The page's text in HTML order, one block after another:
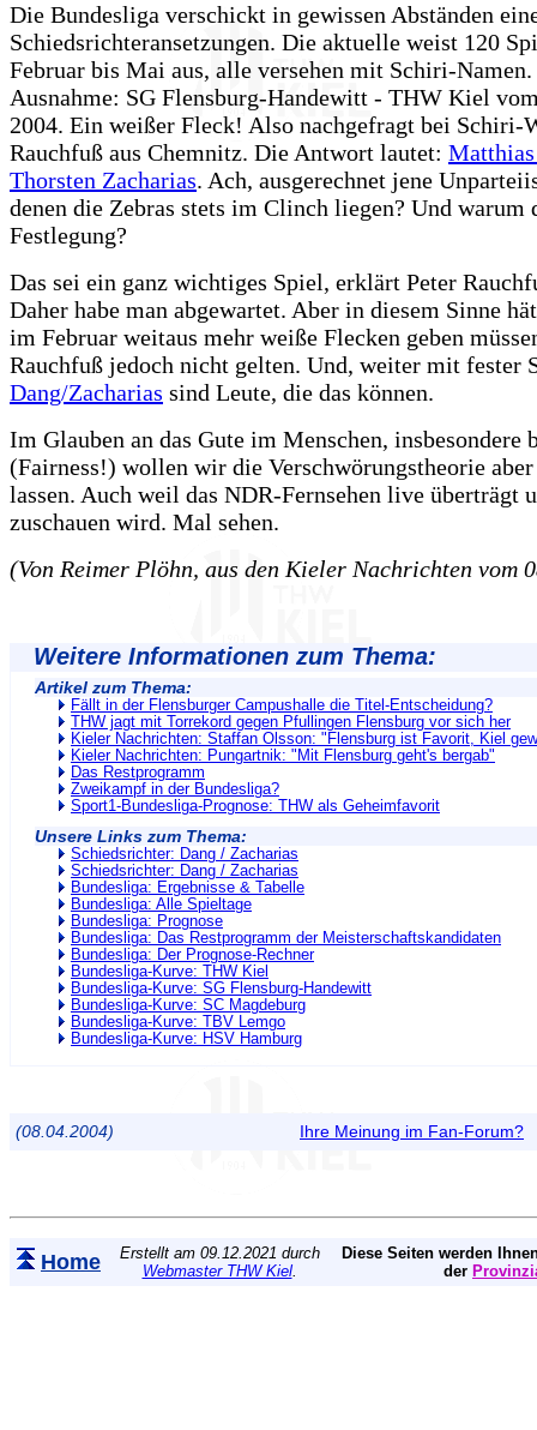
Die Bundesliga verschickt in gewissen Abständen
Schiedsrichteransetzungen. Die aktuelle weist 120
Februar bis Mai aus, alle versehen mit Schiri-
Ausnahme: SG Flensburg-Handewitt - THW Kiel
2004. Ein weißer Fleck! Also nachgefragt bei Schiri-
Rauchfuß aus Chemnitz. Die Antwort lautet:
Thorsten Zacharias. Ach, ausgerechnet jene
denen die Zebras stets im Clinch liegen? Und warum
Festlegung?
Das sei ein ganz wichtiges Spiel, erklärt Peter
Daher habe man abgewartet. Aber in diesem Sinne
im Februar weitaus mehr weiße Flecken geben
Rauchfuß jedoch nicht gelten. Und, weiter mit fester
Dang/Zacharias sind Leute, die das können.
Im Glauben an das Gute im Menschen, insbesondere
(Fairness!) wollen wir die Verschwörungstheorie
lassen. Auch weil das NDR-Fernsehen live überträgt
zuschauen wird. Mal sehen.
(Von Reimer Plöhn, aus den Kieler Nachrichten vom
Weitere Informationen zum Thema:
Artikel zum Thema:
Fällt in der Flensburger Campushalle die Titel-Entscheidung?
THW jagt mit Torrekord gegen Pfullingen Flensburg vor sich her
Kieler Nachrichten: Staffan Olsson: "Flensburg ist Favorit, Kiel
Kieler Nachrichten: Pungartnik: "Mit Flensburg geht's bergab"
Das Restprogramm
Zweikampf in der Bundesliga?
Sport1-Bundesliga-Prognose: THW als Geheimfavorit
Unsere Links zum Thema:
Schiedsrichter: Dang / Zacharias
Schiedsrichter: Dang / Zacharias
Bundesliga: Ergebnisse & Tabelle
Bundesliga: Alle Spieltage
Bundesliga: Prognose
Bundesliga: Das Restprogramm der Meisterschaftskandidaten
Bundesliga: Der Prognose-Rechner
Bundesliga-Kurve: THW Kiel
Bundesliga-Kurve: SG Flensburg-Handewitt
Bundesliga-Kurve: SC Magdeburg
Bundesliga-Kurve: TBV Lemgo
Bundesliga-Kurve: HSV Hamburg
(08.04.2004) Ihre Meinung im Fan-Forum?
Home
Erstellt am 09.12.2021 durch
Webmaster THW Kiel.
Diese Seiten werden
der